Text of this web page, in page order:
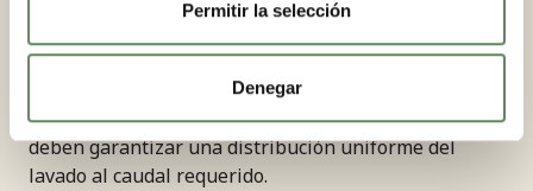
Permitir la selección
Denegar
y el desplazamiento de placas deben dimensionarse
para gestionar la demanda pico sin caídas de
presión. Las bombas y tuberías del sistema de lavado
deben garantizar una distribución uniforme del
lavado al caudal requerido.